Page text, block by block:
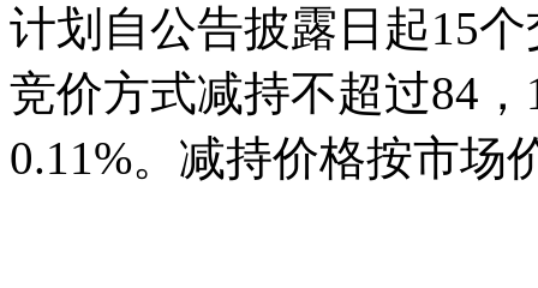
计划自公告披露日起15
竞价方式减持不超过84
0.11%。减持价格按市场